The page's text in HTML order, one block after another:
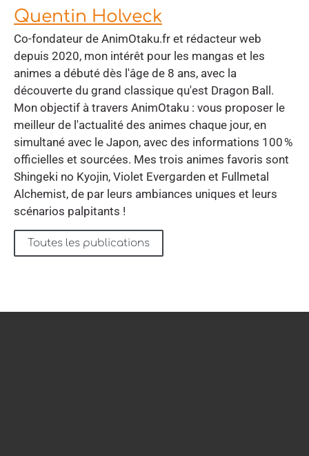
Quentin Holveck
Co-fondateur de AnimOtaku.fr et rédacteur web
depuis 2020, mon intérêt pour les mangas et les
animes a débuté dès l'âge de 8 ans, avec la
découverte du grand classique qu'est Dragon Ball.
Mon objectif à travers AnimOtaku : vous proposer le
meilleur de l'actualité des animes chaque jour, en
simultané avec le Japon, avec des informations 100 %
officielles et sourcées. Mes trois animes favoris sont
Shingeki no Kyojin, Violet Evergarden et Fullmetal
Alchemist, de par leurs ambiances uniques et leurs
scénarios palpitants !
Toutes les publications